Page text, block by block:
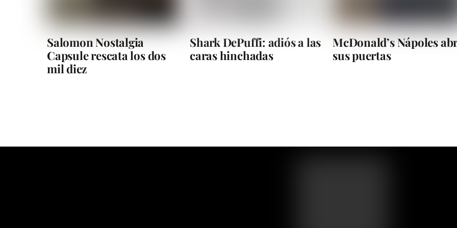
Salomon Nostalgia
Capsule rescata los dos
mil diez
Shark DePuffi: adiós a las
caras hinchadas
McDonald’s Nápoles
sus puertas